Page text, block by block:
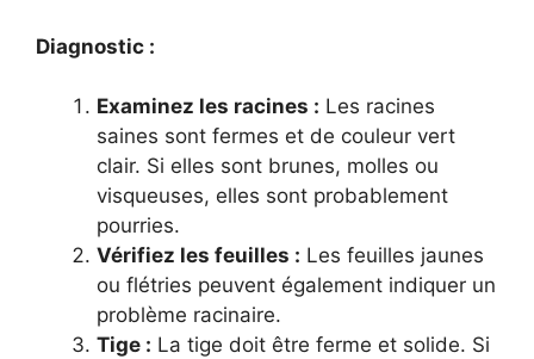
Diagnostic :
Examinez les racines : Les racines
saines sont fermes et de couleur vert
clair. Si elles sont brunes, molles ou
visqueuses, elles sont probablement
pourries.
Vérifiez les feuilles : Les feuilles jaunes
ou flétries peuvent également indiquer un
problème racinaire.
Tige : La tige doit être ferme et solide. Si